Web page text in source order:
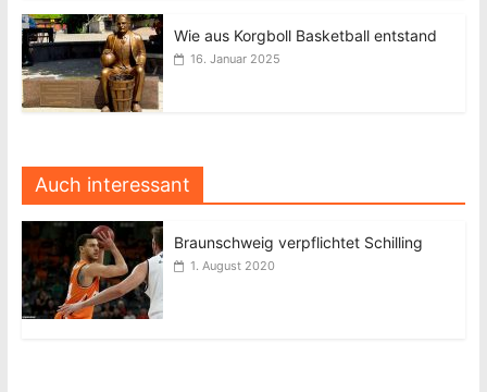
Wie aus Korgboll Basketball entstand
16. Januar 2025
Auch interessant
Braunschweig verpflichtet Schilling
1. August 2020